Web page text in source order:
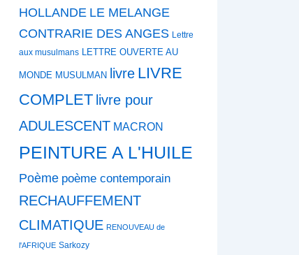
HOLLANDE LE MELANGE
CONTRARIE DES ANGES Lettre
aux musulmans LETTRE OUVERTE AU
MONDE MUSULMAN livre LIVRE
COMPLET livre pour
ADULESCENT MACRON
PEINTURE A L'HUILE
Poème poème contemporain
RECHAUFFEMENT
CLIMATIQUE RENOUVEAU de
l'AFRIQUE Sarkozy